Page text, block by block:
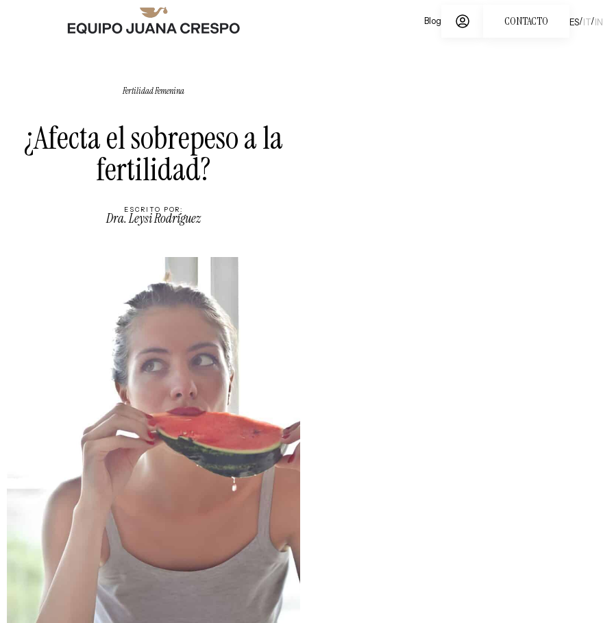
Blog CONTACTO IN
/
IT
/
ES
Fertilidad Femenina
¿Afecta el sobrepeso a la
fertilidad?
ESCRITO POR:
Dra. Leysi Rodríguez